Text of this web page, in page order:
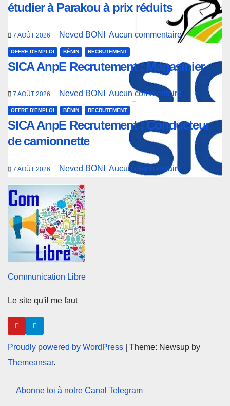
étudier à Parakou à prix réduits
7 AOÛT 2026 Neved BONI Aucun commentaire
OFFRE D'EMPLOI BÉNIN RECRUTEMENT
SICA AnpE Recrutement : Magasinier
7 AOÛT 2026 Neved BONI Aucun commentaire
OFFRE D'EMPLOI BÉNIN RECRUTEMENT
SICA AnpE Recrutement : Conducteur
de camionnette
7 AOÛT 2026 Neved BONI Aucun commentaire
Communication Libre
Le site qu'il me faut
Proudly powered by WordPress
Theme: Newsup by
Themeansar.
Abonne toi à notre Canal Telegram